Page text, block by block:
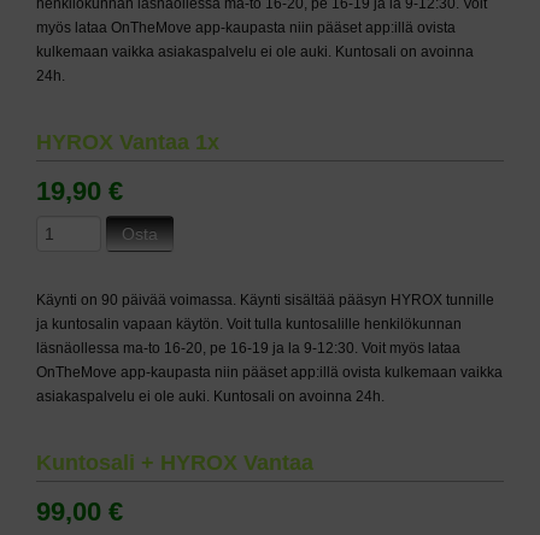
myös lataa OnTheMove app-kaupasta niin pääset app:illä ovista
kulkemaan vaikka asiakaspalvelu ei ole auki. Kuntosali on avoinna
24h.
HYROX Vantaa 1x
Käynti on 90 päivää voimassa. Käynti sisältää pääsyn HYROX tunnille
ja kuntosalin vapaan käytön. Voit tulla kuntosalille henkilökunnan
läsnäollessa ma-to 16-20, pe 16-19 ja la 9-12:30. Voit myös lataa
OnTheMove app-kaupasta niin pääset app:illä ovista kulkemaan vaikka
asiakaspalvelu ei ole auki. Kuntosali on avoinna 24h.
19,90 €
Osta
Kuntosali + HYROX Vantaa
99,00 €